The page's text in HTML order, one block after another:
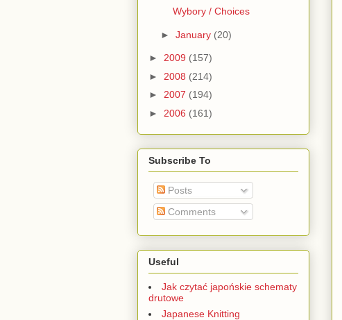
Wybory / Choices
► January (20)
► 2009 (157)
► 2008 (214)
► 2007 (194)
► 2006 (161)
Subscribe To
Posts
Comments
Useful
Jak czytać japońskie schematy
drutowe
Japanese Knitting